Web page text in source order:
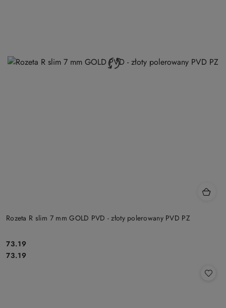
Rozeta R slim 7 mm GOLD PVD - złoty polerowany PVD PZ
Cena:
73.19
Cena:
73.19